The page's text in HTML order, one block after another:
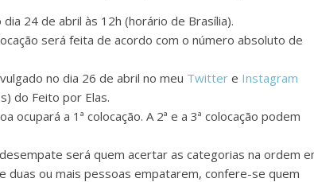
dia 24 de abril às 12h (horário de Brasília).
será feita de acordo com o número absoluto de
no dia 26 de abril no meu Twitter e Instagram
do Feito por Elas.
a 1ª colocação. A 2ª e a 3ª colocação podem
será quem acertar as categorias na ordem
duas ou mais pessoas empatarem, confere-se quem